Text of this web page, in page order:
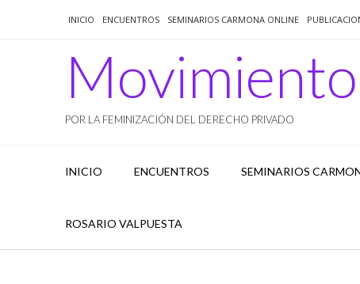
INICIO ENCUENTROS SEMINARIOS CARMONA ONLINE
POR LA FEMINIZACIÓN DEL DERECHO PRIVADO
INICIO ENCUENTROS SEMINARIOS
ROSARIO VALPUESTA